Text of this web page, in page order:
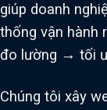
giúp doanh
thống vận
đo lường → tối
Chúng tôi xây